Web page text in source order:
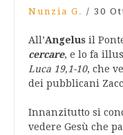
Nunzia G. / 30
All’Angelus il
cercare, e lo fa
Luca 19,1-10, che
dei pubblicani
Innanzitutto si
vedere Gesù che